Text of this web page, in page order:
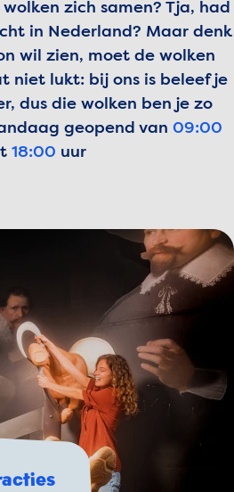
wolken zich samen? Tja, had
in Nederland? Maar denk
wil zien, moet de wolken
niet lukt: bij ons is beleef je
dus die wolken ben je zo
geopend van 09:00
18:00 uur